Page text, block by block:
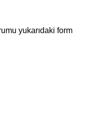
yukarıdaki form